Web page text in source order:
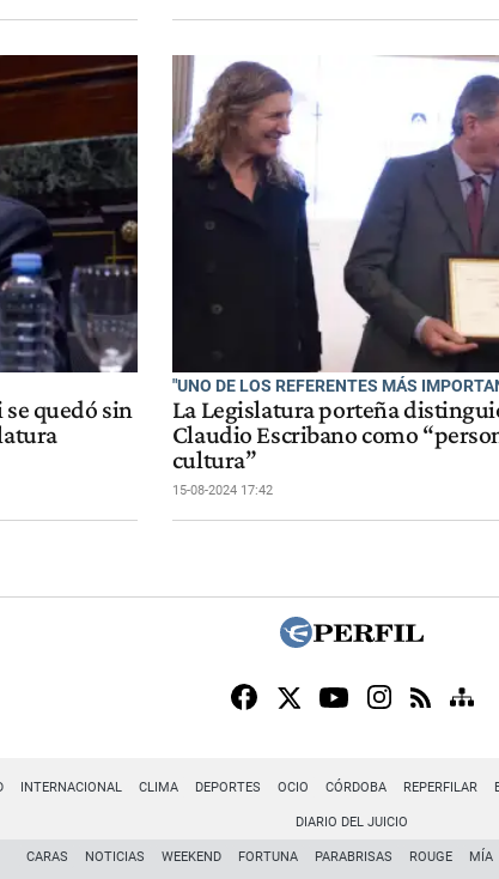
quedó sin
"UNO DE LOS REFERENTES MÁS
La Legislatura porteña
Claudio Escribano como
cultura”
15-08-2024 17:42
INTERNACIONAL CLIMA DEPORTES OCIO CÓRDOBA REPERFILAR
DIARIO DEL JUICIO
CARAS NOTICIAS WEEKEND FORTUNA PARABRISAS ROUGE MÍA